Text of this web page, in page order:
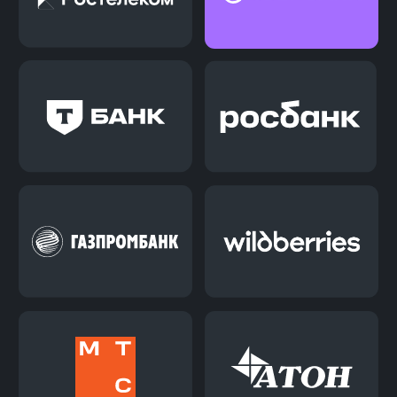
С поддержкой карьерного
консультанта ты составляешь
резюме, готовишь
тестовые собеседования.
Ты отправляешь отклики на
подключить нашего бота, который